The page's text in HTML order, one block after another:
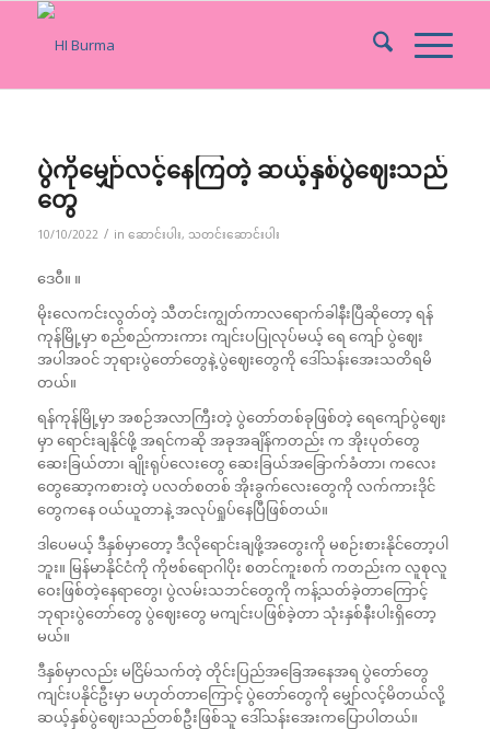
ပွဲကိုမျှော်လင့်နေကြတဲ့ ဆယ့်နှစ်ပွဲဈေးသည်
တွေ
10/10/2022 / in ဆောင်းပါး, သတင်းဆောင်းပါး
ဒေဝီ။ ။
မိုးလေကင်းလွတ်တဲ့ သီတင်းကျွတ်ကာလရောက်ခါနီးပြီဆိုတော့ ရန်
ကုန်မြို့မှာ စည်စည်ကားကား ကျင်းပပြုလုပ်မယ့် ရေ ကျော် ပွဲဈေး
အပါအဝင် ဘုရားပွဲတော်တွေနဲ့ ပွဲဈေးတွေကို ဒေါ်သန်းအေးသတိရမိ
တယ်။
ရန်ကုန်မြို့မှာ အစဉ်အလာကြီးတဲ့ ပွဲတော်တစ်ခုဖြစ်တဲ့ ရေကျော်ပွဲဈေး
မှာ ရောင်းချနိုင်ဖို့ အရင်ကဆို အခုအချိန်ကတည်း က အိုးပုတ်တွေ
ဆေးခြယ်တာ၊ ချိုးရုပ်လေးတွေ ဆေးခြယ်အခြောက်ခံတာ၊ ကလေး
တွေဆော့ကစားတဲ့ ပလတ်စတစ် အိုးခွက်လေးတွေကို လက်ကားဒိုင်
တွေကနေ ဝယ်ယူတာနဲ့ အလုပ်ရှုပ်နေပြီဖြစ်တယ်။
ဒါပေမယ့် ဒီနှစ်မှာတော့ ဒီလိုရောင်းချဖို့အတွေးကို မစဉ်းစားနိုင်တော့ပါ
ဘူး။ မြန်မာနိုင်ငံကို ကိုဗစ်ရောဂါပိုး စတင်ကူးစက် ကတည်းက လူစုလူ
ဝေးဖြစ်တဲ့နေရာတွေ၊ ပွဲလမ်းသဘင်တွေကို ကန့်သတ်ခဲ့တာကြောင့်
ဘုရားပွဲတော်တွေ ပွဲဈေးတွေ မကျင်းပဖြစ်ခဲ့တာ သုံးနှစ်နီးပါးရှိတော့
မယ်။
ဒီနှစ်မှာလည်း မငြိမ်သက်တဲ့ တိုင်းပြည်အခြေအနေအရ ပွဲတော်တွေ
ကျင်းပနိုင်ဦးမှာ မဟုတ်တာကြောင့် ပွဲတော်တွေကို မျှော်လင့်မိတယ်လို့
ဆယ့်နှစ်ပွဲဈေးသည်တစ်ဦးဖြစ်သူ ဒေါ်သန်းအေးကပြောပါတယ်။